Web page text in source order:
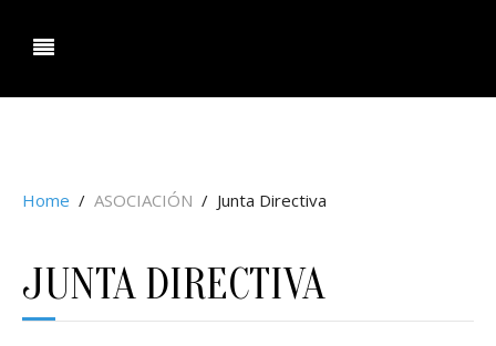
Home ASOCIACIÓN Junta Directiva
JUNTA DIRECTIVA